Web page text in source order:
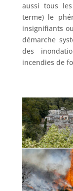
aussi tous
terme) le
insignifiants
démarche
des
incendies de